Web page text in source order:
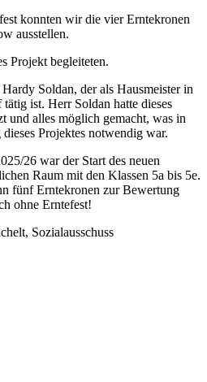
konnten wir die vier Erntekronen
ausstellen.
Projekt begleiteten.
Soldan, der als Hausmeister in
ist. Herr Soldan hatte dieses
und alles möglich gemacht, was in
Projektes notwendig war.
26 war der Start des neuen
Raum mit den Klassen 5a bis 5e.
fünf Erntekronen zur Bewertung
ohne Erntefest!
Sozialausschuss